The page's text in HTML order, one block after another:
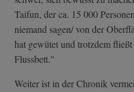
Taifun, der ca. 15 000
niemand sagen/ von der
hat gewütet und trotzdem
Flussbett."
Weiter ist in der Chronik